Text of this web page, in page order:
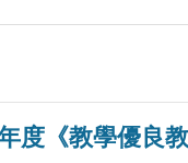
度《教學優